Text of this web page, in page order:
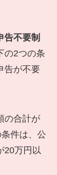
告不要制
の2つの条
告が不要
の合計が
件は、公
20万円以